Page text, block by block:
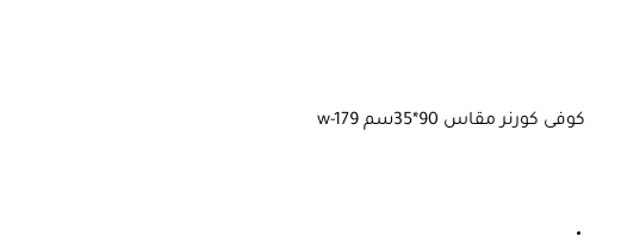
كوفى كورنر مقاس 90*35سم w-179